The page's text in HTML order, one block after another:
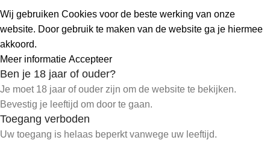
Wij gebruiken Cookies voor de beste werking van onze
website. Door gebruik te maken van de website ga je hiermee
akkoord.
Meer informatie Accepteer
Ben je 18 jaar of ouder?
Je moet 18 jaar of ouder zijn om de website te bekijken.
Bevestig je leeftijd om door te gaan.
Toegang verboden
Uw toegang is helaas beperkt vanwege uw leeftijd.